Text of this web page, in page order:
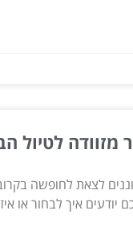
מזוודה לטיול
לצאת לחופשה בקרוב
יודעים איך לבחור או